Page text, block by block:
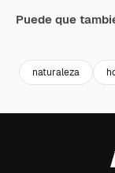
Puede que
naturaleza